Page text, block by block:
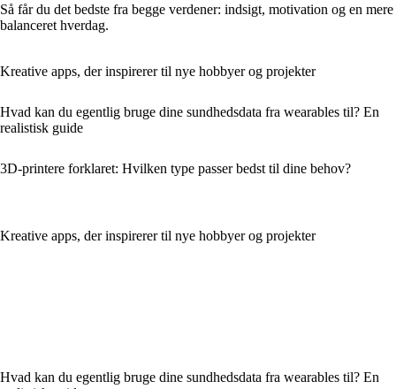
Så får du det bedste fra begge verdener: indsigt, motivation og en mere
balanceret hverdag.
Kreative apps, der inspirerer til nye hobbyer og projekter
Hvad kan du egentlig bruge dine sundhedsdata fra wearables til? En
realistisk guide
3D-printere forklaret: Hvilken type passer bedst til dine behov?
Kreative apps, der inspirerer til nye hobbyer og projekter
Hvad kan du egentlig bruge dine sundhedsdata fra wearables til? En